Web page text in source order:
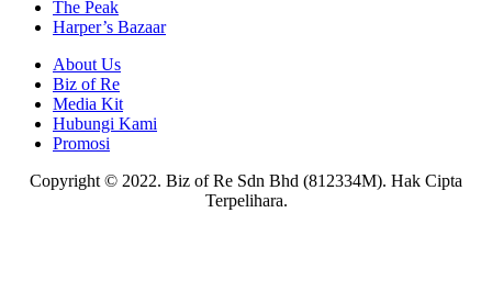
The Peak
Harper’s Bazaar
About Us
Biz of Re
Media Kit
Hubungi Kami
Promosi
Copyright © 2022. Biz of Re Sdn Bhd (812334M). Hak Cipta
Terpelihara.